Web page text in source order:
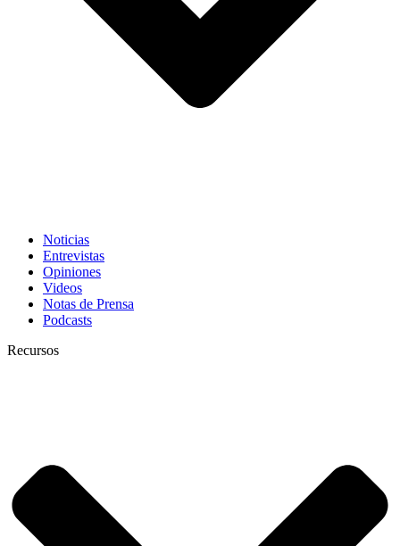
Noticias
Entrevistas
Opiniones
Videos
Notas de Prensa
Podcasts
Recursos